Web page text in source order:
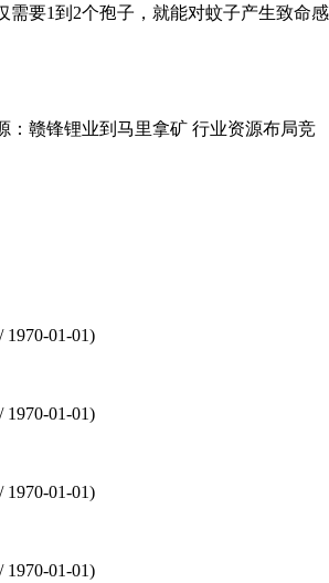
需要1到2个孢子，就能对蚊子产生致命感
赣锋锂业到马里拿矿 行业资源布局竞
1970-01-01)
1970-01-01)
1970-01-01)
1970-01-01)